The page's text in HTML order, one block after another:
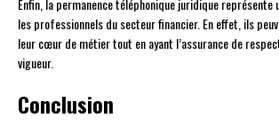
Enfin, la permanence téléphonique juridique représente
les professionnels du secteur financier. En effet, ils
leur cœur de métier tout en ayant l’assurance de
vigueur.
Conclusion